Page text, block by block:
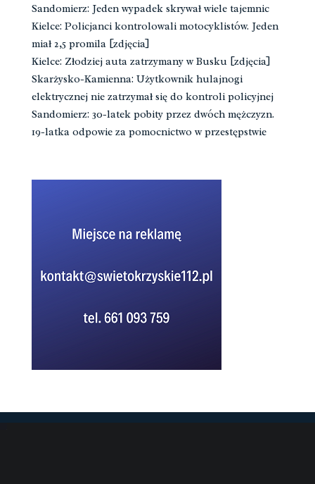
Sandomierz: Jeden wypadek skrywał wiele tajemnic
Kielce: Policjanci kontrolowali motocyklistów. Jeden
miał 2,5 promila [zdjęcia]
Kielce: Złodziej auta zatrzymany w Busku [zdjęcia]
Skarżysko-Kamienna: Użytkownik hulajnogi
elektrycznej nie zatrzymał się do kontroli policyjnej
Sandomierz: 30-latek pobity przez dwóch mężczyzn.
19-latka odpowie za pomocnictwo w przestępstwie